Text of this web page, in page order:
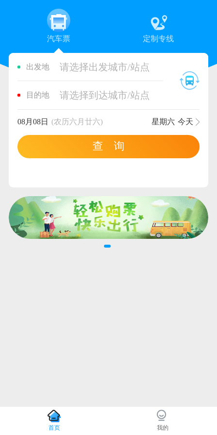
汽车票 定制专线
出发地 请选择出发城市/站点
目的地 请选择到达城市/站点
08月08日 (农历六月廿六) 星期六 今天
查 询
首页 我的